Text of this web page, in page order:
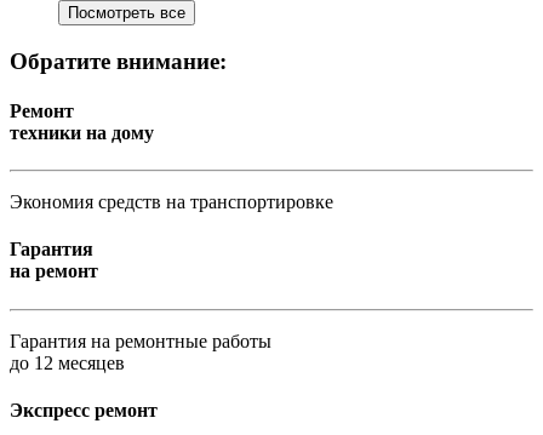
Посмотреть все
Обратите внимание:
Ремонт
техники на дому
Экономия средств на транспортировке
Гарантия
на ремонт
Гарантия на ремонтные работы
до 12 месяцев
Экспресс ремонт